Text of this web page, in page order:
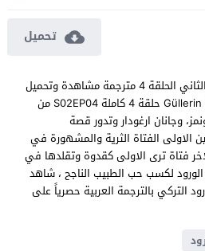
تحميل
مسلسل حرب الورود الموسم الثاني الحلقة 4 مترجمة مشاهدة وتحميل
مسلسل “حرب الورود” Güllerin Savaşı حلقة 4 كاملة S02EP04 من
وجانان ارغودار وتدور قصة
الاولى الفتاة الثرية والمشهورة في
فتاة ترى الاولى كقدوة وتقلدها في
الورود لكسب حب الطبيب الناجح ، شاهد
التركي بالترجمة العربية حصرياً على